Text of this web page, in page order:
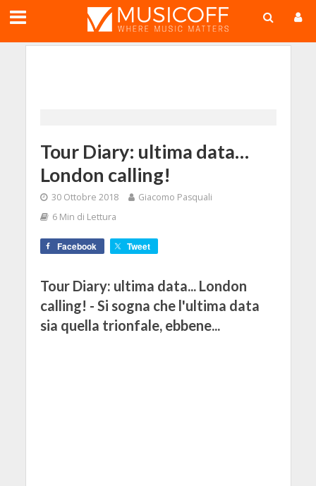
Tour Diary: ultima data…
London calling!
30 Ottobre 2018
Giacomo Pasquali
6 Min di Lettura
Facebook Tweet
Tour Diary: ultima data... London
calling! - Si sogna che l'ultima data
sia quella trionfale, ebbene...